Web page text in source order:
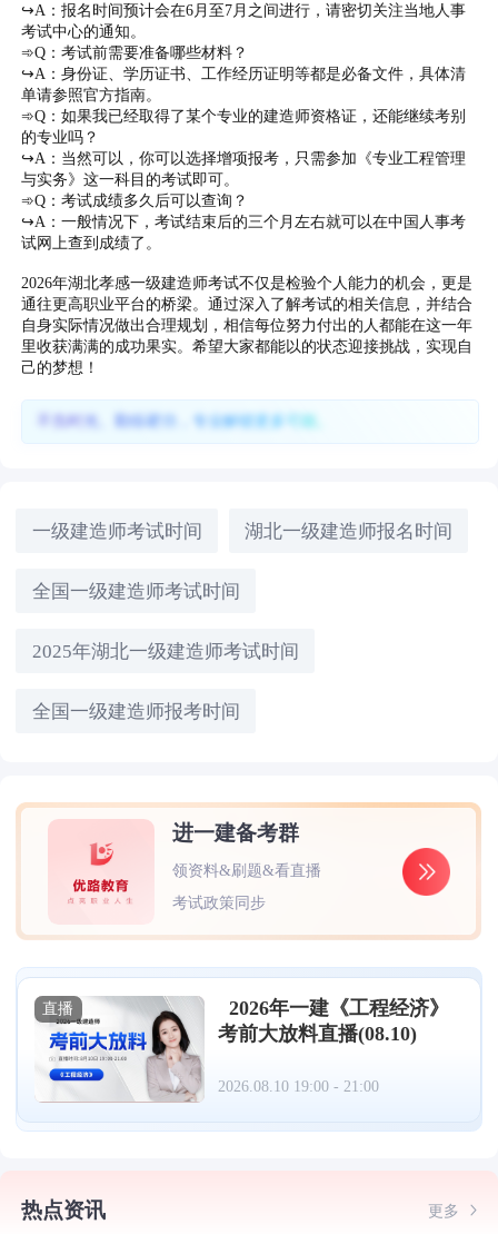
↪A：报名时间预计会在6月至7月之间进行，请密切关注当地人事
考试中心的通知。
➾Q：考试前需要准备哪些材料？
↪A：身份证、学历证书、工作经历证明等都是必备文件，具体清
单请参照官方指南。
➾Q：如果我已经取得了某个专业的建造师资格证，还能继续考别
的专业吗？
↪A：当然可以，你可以选择增项报考，只需参加《专业工程管理
与实务》这一科目的考试即可。
➾Q：考试成绩多久后可以查询？
↪A：一般情况下，考试结束后的三个月左右就可以在中国人事考
试网上查到成绩了。
2026年湖北孝感一级建造师考试不仅是检验个人能力的机会，更是
通往更高职业平台的桥梁。通过深入了解考试的相关信息，并结合
自身实际情况做出合理规划，相信每位努力付出的人都能在这一年
里收获满满的成功果实。希望大家都能以的状态迎接挑战，实现自
己的梦想！
不负时光、勤练硬功，专业解锁更多可能。
一级建造师考试时间 湖北一级建造师报名时间
全国一级建造师考试时间
2025年湖北一级建造师考试时间
全国一级建造师报考时间
进一建备考群
领资料&刷题&看直播
考试政策同步
直播
2026年一建《工程经济》
考前大放料直播(08.10)
2026.08.10 19:00 - 21:00
热点资讯 更多